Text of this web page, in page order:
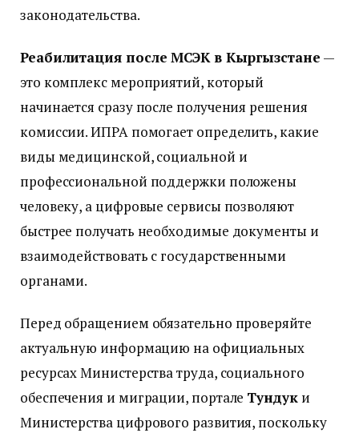
законодательства.
Реабилитация после МСЭК в Кыргызстане —
это комплекс мероприятий, который
начинается сразу после получения решения
комиссии. ИПРА помогает определить, какие
виды медицинской, социальной и
профессиональной поддержки положены
человеку, а цифровые сервисы позволяют
быстрее получать необходимые документы и
взаимодействовать с государственными
органами.
Перед обращением обязательно проверяйте
актуальную информацию на официальных
ресурсах Министерства труда, социального
обеспечения и миграции, портале Тундуки
Министерства цифрового развития, поскольку